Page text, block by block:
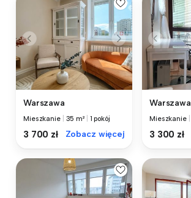
Warszawa
Mieszkanie 35 m² 1 pokój
3 700 zł Zobacz więcej
Warszawa
Mieszkanie
3 300 zł